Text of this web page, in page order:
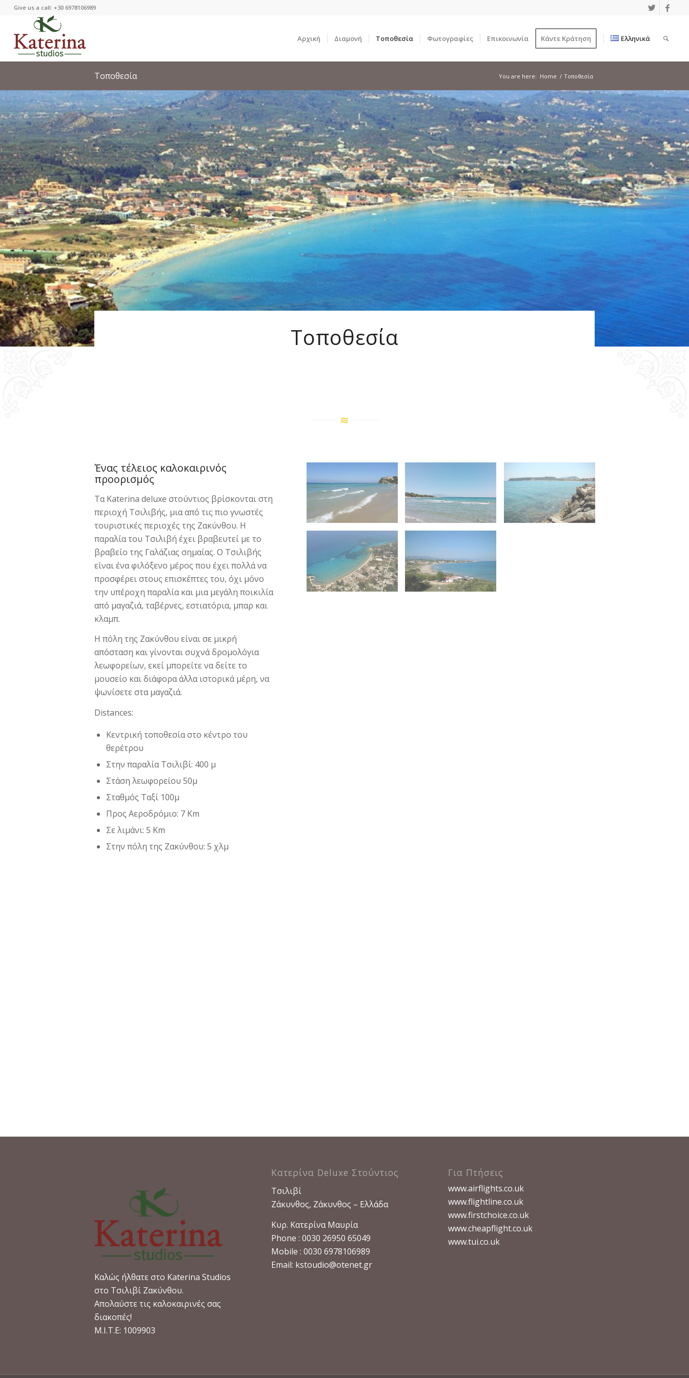
Give us a call: +30 6978106989
Αρχική Διαμονή Τοποθεσία Φωτογραφίες Επικοινωνία Κάντε Κράτηση Ελληνικά
Τοποθεσία You are here: Home / Τοποθεσία
Τοποθεσία
Ένας τέλειος καλοκαιρινός
προορισμός
Τα Katerina deluxe στούντιος βρίσκονται στη
περιοχή Τσιλιβής, μια από τις πιο γνωστές
τουριστικές περιοχές της Ζακύνθου. Η
παραλία του Τσιλιβή έχει βραβευτεί με το
βραβείο της Γαλάζιας σημαίας. Ο Τσιλιβής
είναι ένα φιλόξενο μέρος που έχει πολλά να
προσφέρει στους επισκέπτες του, όχι μόνο
την υπέροχη παραλία και μια μεγάλη ποικιλία
από μαγαζιά, ταβέρνες, εστιατόρια, μπαρ και
κλαμπ.
Η πόλη της Ζακύνθου είναι σε μικρή
απόσταση και γίνονται συχνά δρομολόγια
λεωφορείων, εκεί μπορείτε να δείτε το
μουσείο και διάφορα άλλα ιστορικά μέρη, να
ψωνίσετε στα μαγαζιά.
Distances:
Κεντρική τοποθεσία στο κέντρο του
θερέτρου
Στην παραλία Τσιλιβί: 400 μ
Στάση λεωφορείου 50μ
Σταθμός Ταξί 100μ
Προς Αεροδρόμιο: 7 Km
Σε λιμάνι: 5 Km
Στην πόλη της Ζακύνθου: 5 χλμ
Καλώς ήλθατε στο Katerina Studios
στο Τσιλιβί Ζακύνθου.
Απολαύστε τις καλοκαιρινές σας
διακοπές!
M.I.T.E: 1009903
Κατερίνα Deluxe Στούντιος
Τσιλιβί
Ζάκυνθος, Ζάκυνθος – Ελλάδα
Κυρ. Κατερίνα Μαυρία
Phone : 0030 26950 65049
Mobile : 0030 6978106989
Email: kstoudio@otenet.gr
Για Πτήσεις
www.airflights.co.uk
www.flightline.co.uk
www.firstchoice.co.uk
www.cheapflight.co.uk
www.tui.co.uk